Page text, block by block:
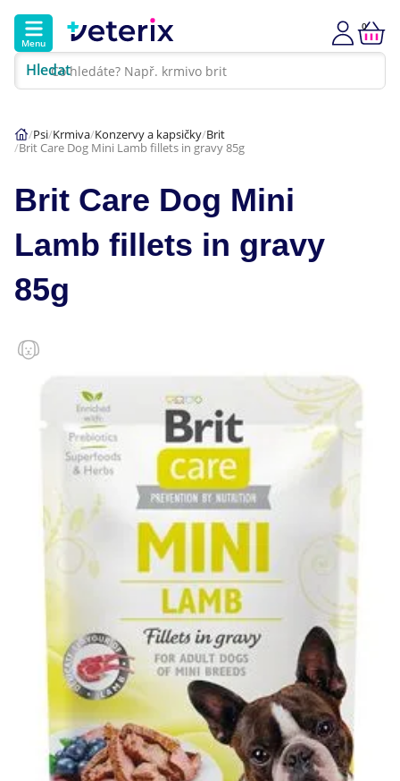
Menu
Hledat
0
Hlavní kategorie
Akce
Kočky
Veterinární diety
Klinika Veterix
(Po–Pá, 9–19h; So–Ne, 9–14h)
info@veterix.cz
E-shop Veterix
(Po–Pá, 8–15h)
eshop@veterix.cz
Psi Krmiva Konzervy a kapsičky Brit
Brit Care Dog Mini Lamb fillets in gravy 85g
Brit Care Dog Mini
Lamb fillets in gravy
85g